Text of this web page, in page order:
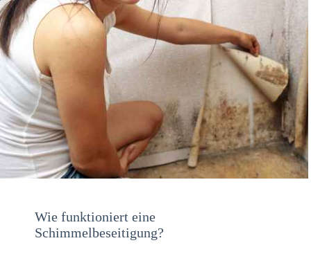
Wie funktioniert eine
Schimmelbeseitigung?